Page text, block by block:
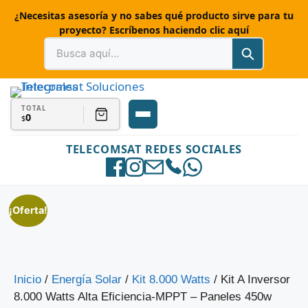
¿Necesitas asesoría y no sabes qué producto sirve para tu
proyecto? Escríbenos haciendo clic aquí
TELECOMSAT REDES SOCIALES
TOTAL
$0
¡Oferta!
Inicio / Energía Solar / Kit 8.000 Watts / Kit A Inversor
8.000 Watts Alta Eficiencia-MPPT – Paneles 450w